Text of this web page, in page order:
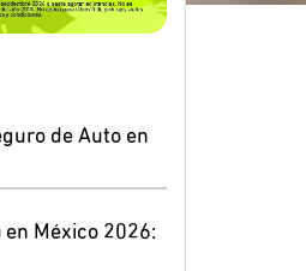
de Auto en
México 2026: